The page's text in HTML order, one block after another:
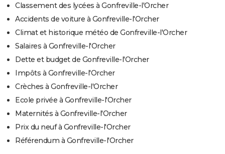
Classement des lycées à Gonfreville-l'Orcher
Accidents de voiture à Gonfreville-l'Orcher
Climat et historique météo de Gonfreville-l'Orcher
Salaires à Gonfreville-l'Orcher
Dette et budget de Gonfreville-l'Orcher
Impôts à Gonfreville-l'Orcher
Crèches à Gonfreville-l'Orcher
Ecole privée à Gonfreville-l'Orcher
Maternités à Gonfreville-l'Orcher
Prix du neuf à Gonfreville-l'Orcher
Référendum à Gonfreville-l'Orcher